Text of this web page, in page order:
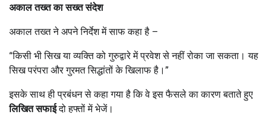
अकाल तख्त का सख्त संदेश
अकाल तख्त ने अपने निर्देश में साफ कहा है –
“किसी भी सिख या व्यक्ति को गुरुद्वारे में प्रवेश से नहीं रोका जा सकता। यह
सिख परंपरा और गुरमत सिद्धांतों के खिलाफ है।”
इसके साथ ही प्रबंधन से कहा गया है कि वे इस फैसले का कारण बताते हुए
लिखित सफाईदो हफ्तों में भेजें।